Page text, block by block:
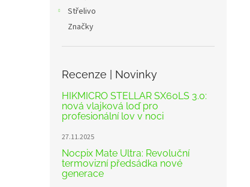
Střelivo
Značky
Recenze | Novinky
HIKMICRO STELLAR SX60LS 3.0:
nová vlajková loď pro
profesionální lov v noci
27.11.2025
Nocpix Mate Ultra: Revoluční
termovizní předsádka nové
generace